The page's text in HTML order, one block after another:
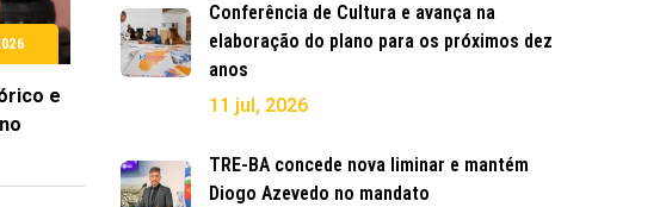
e
Conferência de Cultura e avança na
elaboração do plano para os próximos dez
anos
11 jul, 2026
TRE-BA concede nova liminar e mantém
Diogo Azevedo no mandato